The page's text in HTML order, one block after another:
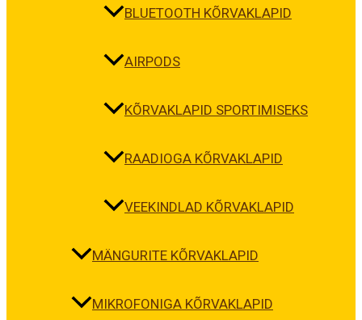
BLUETOOTH KÕRVAKLAPID
AIRPODS
KÕRVAKLAPID SPORTIMISEKS
RAADIOGA KÕRVAKLAPID
VEEKINDLAD KÕRVAKLAPID
MÄNGURITE KÕRVAKLAPID
MIKROFONIGA KÕRVAKLAPID